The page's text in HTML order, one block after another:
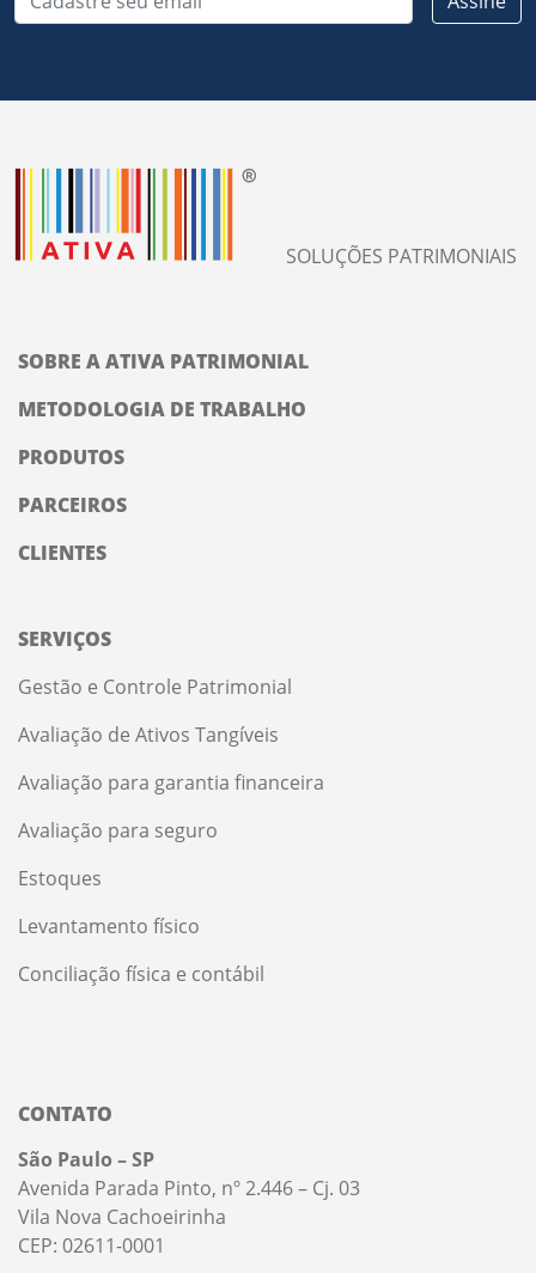
SOLUÇÕES PATRIMONIAIS
SOBRE A ATIVA PATRIMONIAL
METODOLOGIA DE TRABALHO
PRODUTOS
PARCEIROS
CLIENTES
SERVIÇOS
Gestão e Controle Patrimonial
Avaliação de Ativos Tangíveis
Avaliação para garantia financeira
Avaliação para seguro
Estoques
Levantamento físico
Conciliação física e contábil
CONTATO
São Paulo – SP
Avenida Parada Pinto, nº 2.446 – Cj. 03
Vila Nova Cachoeirinha
CEP: 02611-0001